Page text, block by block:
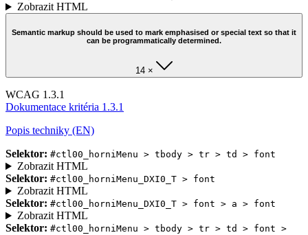
Zobrazit HTML
Semantic markup should be used to mark emphasised or special text so that it
can be programmatically determined.
14 ×
WCAG 1.3.1
Dokumentace kritéria 1.3.1
Popis techniky (EN)
Selektor: #ctl00_horniMenu > tbody > tr > td > font
Zobrazit HTML
Selektor: #ctl00_horniMenu_DXI0_T > font
Zobrazit HTML
Selektor: #ctl00_horniMenu_DXI0_T > font > a > font
Zobrazit HTML
Selektor: #ctl00_horniMenu > tbody > tr > td > font >